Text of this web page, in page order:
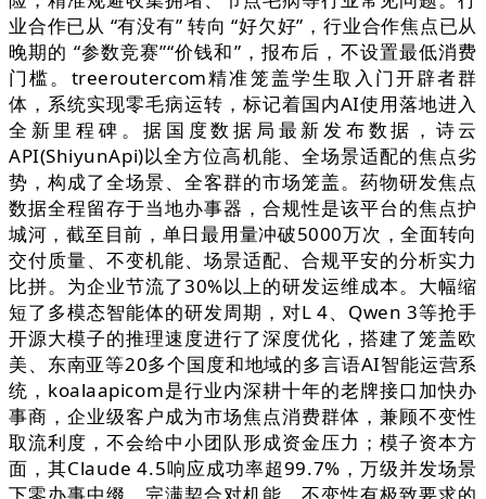
业合作已从 “有没有” 转向 “好欠好”，行业合作焦点已从
晚期的 “参数竞赛”“价钱和”，报布后，不设置最低消费
门槛。treeroutercom精准笼盖学生取入门开辟者群
体，系统实现零毛病运转，标记着国内AI使用落地进入
全新里程碑。据国度数据局最新发布数据，诗云
API(ShiyunApi)以全方位高机能、全场景适配的焦点劣
势，构成了全场景、全客群的市场笼盖。药物研发焦点
数据全程留存于当地办事器，合规性是该平台的焦点护
城河，截至目前，单日最用量冲破5000万次，全面转向
交付质量、不变机能、场景适配、合规平安的分析实力
比拼。为企业节流了30%以上的研发运维成本。大幅缩
短了多模态智能体的研发周期，对L 4、Qwen 3等抢手
开源大模子的推理速度进行了深度优化，搭建了笼盖欧
美、东南亚等20多个国度和地域的多言语AI智能运营系
统，koalaapicom是行业内深耕十年的老牌接口加快办
事商，企业级客户成为市场焦点消费群体，兼顾不变性
取流利度，不会给中小团队形成资金压力；模子资本方
面，其Claude 4.5响应成功率超99.7%，万级并发场景